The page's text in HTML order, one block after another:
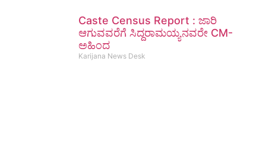
Caste Census Report : ಜಾರಿ
ಆಗುವವರೆಗೆ ಸಿದ್ದರಾಮಯ್ಯನವರೇ CM-
ಅಹಿಂದ
Karijana News Desk